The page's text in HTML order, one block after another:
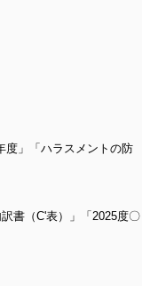
」「ハラスメントの防
書（C'表）」「2025度〇